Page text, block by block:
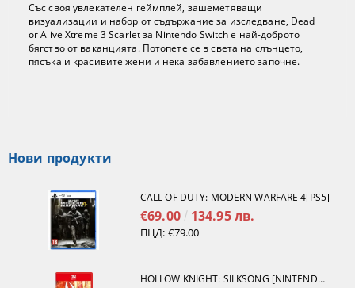
Със своя увлекателен геймплей, зашеметяващи
визуализации и набор от съдържание за изследване, Dead
or Alive Xtreme 3 Scarlet за Nintendo Switch е най-доброто
бягство от ваканцията. Потопете се в света на слънцето,
пясъка и красивите жени и нека забавлението започне.
Нови продукти
CALL OF DUTY: MODERN WARFARE 4[PS5]
€69.00 134.95 лв.
ПЦД: €79.00
HOLLOW KNIGHT: SILKSONG [NINTENDO SWITCH 2]